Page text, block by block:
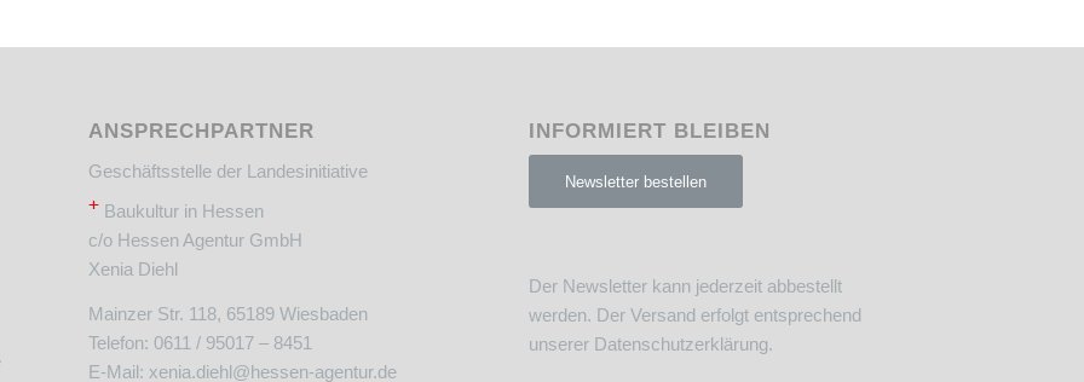
ANSPRECHPARTNER
Geschäftsstelle der Landesinitiative
+Baukultur in Hessen
c/o Hessen Agentur GmbH
Xenia Diehl
Mainzer Str. 118, 65189 Wiesbaden
Telefon: 0611 / 95017 – 8451
E-Mail: xenia.diehl@hessen-agentur.de
INFORMIERT BLEIBEN
Newsletter bestellen
Der Newsletter kann jederzeit abbestellt
werden. Der Versand erfolgt entsprechend
unserer Datenschutzerklärung.